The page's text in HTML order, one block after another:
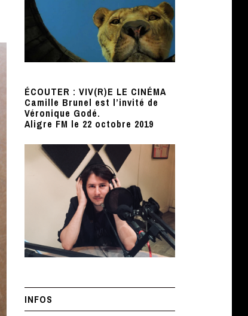
ÉCOUTER : VIV(R)E LE CINÉMA
Camille Brunel est l’invité de
Véronique Godé.
Aligre FM le 22 octobre 2019
INFOS